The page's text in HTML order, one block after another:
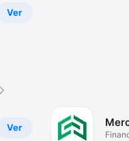
Ver
Ver